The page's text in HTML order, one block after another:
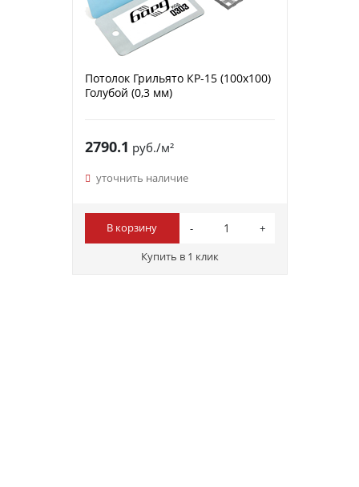
Потолок Грильято КР-15 (100х100)
Голубой (0,3 мм)
2790.1 руб./м²
уточнить наличие
В корзину
Купить в 1 клик